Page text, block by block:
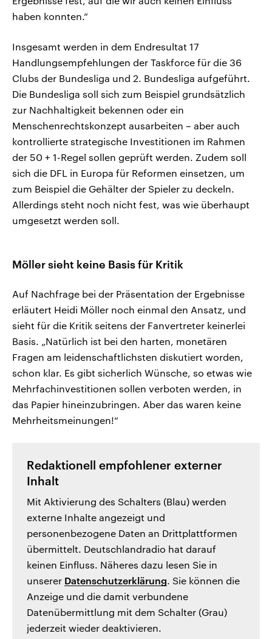
haben konnten.“
Insgesamt werden in dem Endresultat 17
Handlungsempfehlungen der Taskforce für die 36
Clubs der Bundesliga und 2. Bundesliga aufgeführt.
Die Bundesliga soll sich zum Beispiel grundsätzlich
zur Nachhaltigkeit bekennen oder ein
Menschenrechtskonzept ausarbeiten – aber auch
kontrollierte strategische Investitionen im Rahmen
der 50 + 1-Regel sollen geprüft werden. Zudem soll
sich die DFL in Europa für Reformen einsetzen, um
zum Beispiel die Gehälter der Spieler zu deckeln.
Allerdings steht noch nicht fest, was wie überhaupt
umgesetzt werden soll.
Möller sieht keine Basis für Kritik
Auf Nachfrage bei der Präsentation der Ergebnisse
erläutert Heidi Möller noch einmal den Ansatz, und
sieht für die Kritik seitens der Fanvertreter keinerlei
Basis. „Natürlich ist bei den harten, monetären
Fragen am leidenschaftlichsten diskutiert worden,
schon klar. Es gibt sicherlich Wünsche, so etwas wie
Mehrfachinvestitionen sollen verboten werden, in
das Papier hineinzubringen. Aber das waren keine
Mehrheitsmeinungen!“
Redaktionell empfohlener externer
Inhalt
Mit Aktivierung des Schalters (Blau) werden
externe Inhalte angezeigt und
personenbezogene Daten an Drittplattformen
übermittelt. Deutschlandradio hat darauf
keinen Einfluss. Näheres dazu lesen Sie in
unserer Datenschutzerklärung. Sie können die
Anzeige und die damit verbundene
Datenübermittlung mit dem Schalter (Grau)
jederzeit wieder deaktivieren.